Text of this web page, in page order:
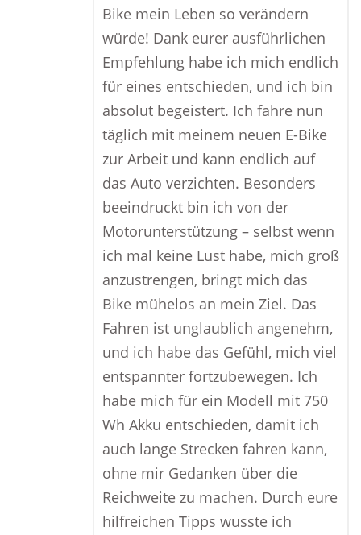
Bike mein Leben so verändern
würde! Dank eurer ausführlichen
Empfehlung habe ich mich endlich
für eines entschieden, und ich bin
absolut begeistert. Ich fahre nun
täglich mit meinem neuen E-Bike
zur Arbeit und kann endlich auf
das Auto verzichten. Besonders
beeindruckt bin ich von der
Motorunterstützung – selbst wenn
ich mal keine Lust habe, mich groß
anzustrengen, bringt mich das
Bike mühelos an mein Ziel. Das
Fahren ist unglaublich angenehm,
und ich habe das Gefühl, mich viel
entspannter fortzubewegen. Ich
habe mich für ein Modell mit 750
Wh Akku entschieden, damit ich
auch lange Strecken fahren kann,
ohne mir Gedanken über die
Reichweite zu machen. Durch eure
hilfreichen Tipps wusste ich